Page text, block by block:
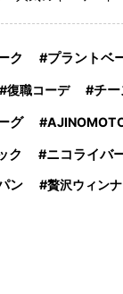
ク プラントベ
復職コーデ チー
グ
ク ニコライバ
ン 贅沢ウィン